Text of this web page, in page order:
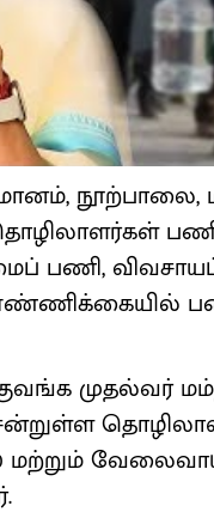
பணி,
முதல்​வர்
மற்​றும்